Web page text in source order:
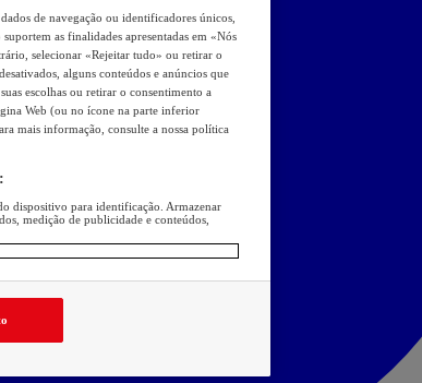
de navegação ou identificadores únicos,
as finalidades apresentadas em «Nós
selecionar «Rejeitar tudo» ou retirar o
alguns conteúdos e anúncios que
escolhas ou retirar o consentimento a
Web (ou no ícone na parte inferior
mais informação, consulte a nossa política
dispositivo para identificação. Armazenar
medição de publicidade e conteúdos,